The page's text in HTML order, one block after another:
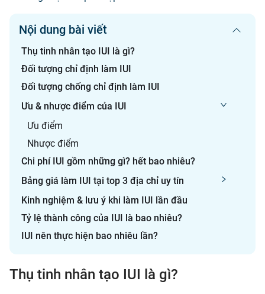
Nội dung bài viết
Thụ tinh nhân tạo IUI là gì?
Đối tượng chỉ định làm IUI
Đối tượng chống chỉ định làm IUI
Ưu & nhược điểm của IUI
Ưu điểm
Nhược điểm
Chi phí IUI gồm những gì? hết bao nhiêu?
Bảng giá làm IUI tại top 3 địa chỉ uy tín
Kinh nghiệm & lưu ý khi làm IUI lần đầu
Tỷ lệ thành công của IUI là bao nhiêu?
IUI nên thực hiện bao nhiêu lần?
Thụ tinh nhân tạo IUI là gì?